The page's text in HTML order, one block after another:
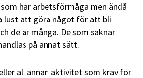
har arbetsförmåga men ändå
lust att göra något för att bli
de är många. De som saknar
på annat sätt.
all annan aktivitet som krav för